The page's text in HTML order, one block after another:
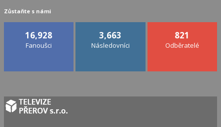
Zůstaňte s námi
16,928
Fanoušci
3,663
Následovníci
821
Odběratelé